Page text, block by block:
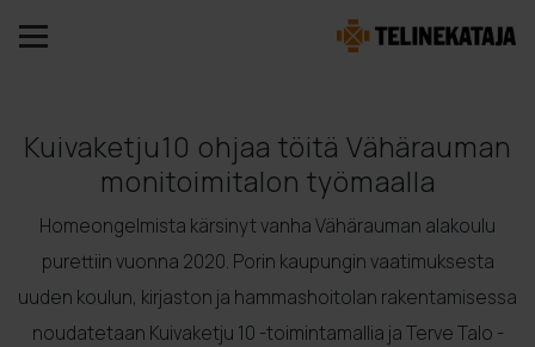
Kuivaketju10 ohjaa töitä Vähärauman
monitoimitalon työmaalla
Homeongelmista kärsinyt vanha Vähärauman alakoulu
purettiin vuonna 2020. Porin kaupungin vaatimuksesta
uuden koulun, kirjaston ja hammashoitolan rakentamisessa
noudatetaan Kuivaketju 10 -toimintamallia ja Terve Talo -